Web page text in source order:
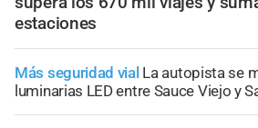
estaciones
Más seguridad vial La autopista se
luminarias LED entre Sauce Viejo y